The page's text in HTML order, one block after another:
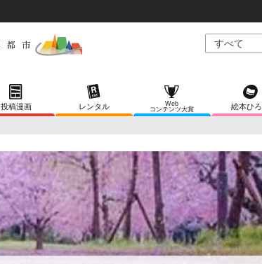
投稿漫画 レンタル
Web
コンテンツ大賞
絵本ひ